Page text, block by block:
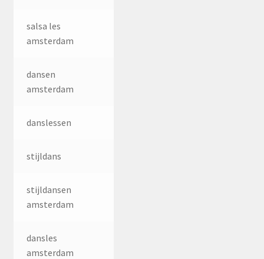
salsa les
amsterdam
dansen
amsterdam
danslessen
stijldans
stijldansen
amsterdam
dansles
amsterdam